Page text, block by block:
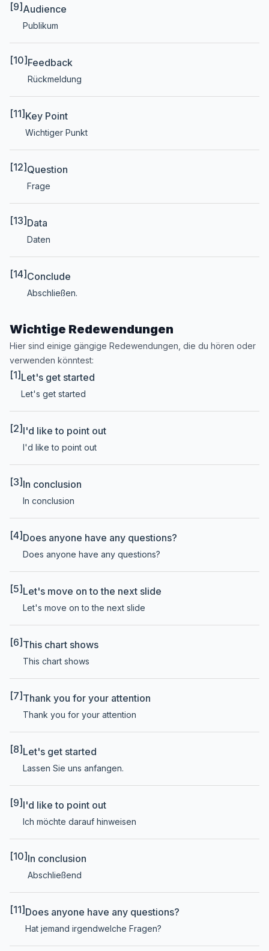
[9] Audience
Publikum
[10] Feedback
Rückmeldung
[11] Key Point
Wichtiger Punkt
[12] Question
Frage
[13] Data
Daten
[14] Conclude
Abschließen.
Wichtige Redewendungen
Hier sind einige gängige Redewendungen, die du hören oder
verwenden könntest:
[1] Let's get started
Let's get started
[2] I'd like to point out
I'd like to point out
[3] In conclusion
In conclusion
[4] Does anyone have any questions?
Does anyone have any questions?
[5] Let's move on to the next slide
Let's move on to the next slide
[6] This chart shows
This chart shows
[7] Thank you for your attention
Thank you for your attention
[8] Let's get started
Lassen Sie uns anfangen.
[9] I'd like to point out
Ich möchte darauf hinweisen
[10] In conclusion
Abschließend
[11] Does anyone have any questions?
Hat jemand irgendwelche Fragen?